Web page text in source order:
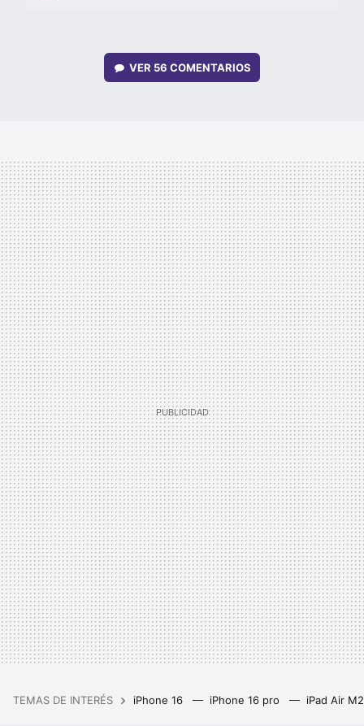
VER 56 COMENTARIOS
TEMAS DE INTERÉS iPhone 16 iPhone 16 pro iPad Air